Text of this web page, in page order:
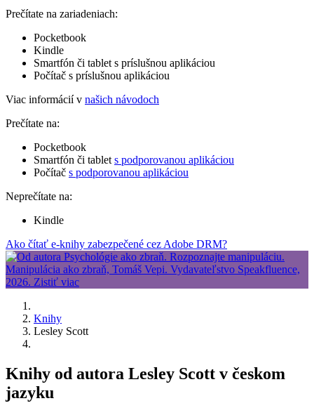
Prečítate na zariadeniach:
Pocketbook
Kindle
Smartfón či tablet s príslušnou aplikáciou
Počítač s príslušnou aplikáciou
Viac informácií v našich návodoch
Prečítate na:
Pocketbook
Smartfón či tablet s podporovanou aplikáciou
Počítač s podporovanou aplikáciou
Neprečítate na:
Kindle
Ako čítať e-knihy zabezpečené cez Adobe DRM?
Knihy
Lesley Scott
Knihy od autora Lesley Scott v českom
jazyku